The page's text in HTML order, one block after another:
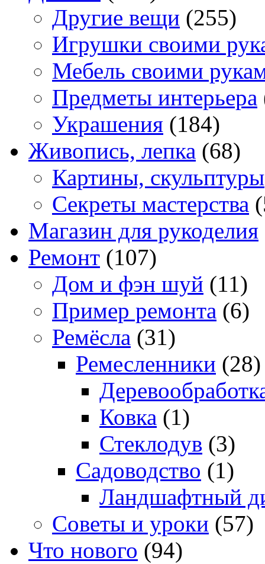
Другие вещи (255)
Игрушки своими
Мебель своими
Предметы интерьера
Украшения (184)
Живопись, лепка (68)
Картины, скульптуры
Секреты мастерства
Магазин для рукоделия
Ремонт (107)
Дом и фэн шуй (11)
Пример ремонта (6)
Ремёсла (31)
Ремесленники (28)
Ковка (1)
Стеклодув (3)
Садоводство (1)
Ландшафтный
Советы и уроки (57)
Что нового (94)